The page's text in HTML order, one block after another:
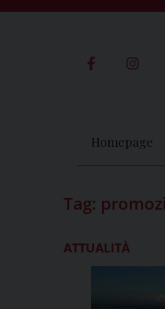
Homepage
Tag:
ATTUALITÀ